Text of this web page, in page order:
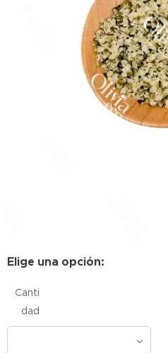
Elige una opción:
Canti
dad